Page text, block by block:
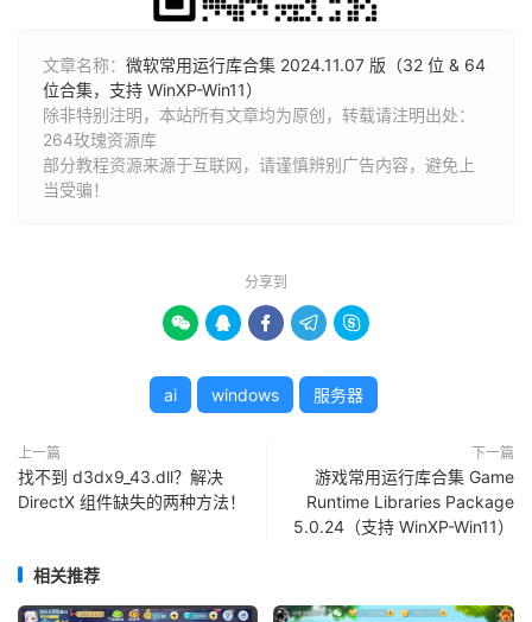
文章名称： 微软常用运行库合集 2024.11.07 版（32 位 & 64
位合集，支持 WinXP-Win11）
除非特别注明，本站所有文章均为原创，转载请注明出处：
264玫瑰资源库
部分教程资源来源于互联网，请谨慎辨别广告内容，避免上
当受骗！
分享到
    
ai windows 服务器
上一篇
找不到 d3dx9_43.dll？解决
DirectX 组件缺失的两种方法！
下一篇
游戏常用运行库合集 Game
Runtime Libraries Package
5.0.24（支持 WinXP-Win11）
相关推荐